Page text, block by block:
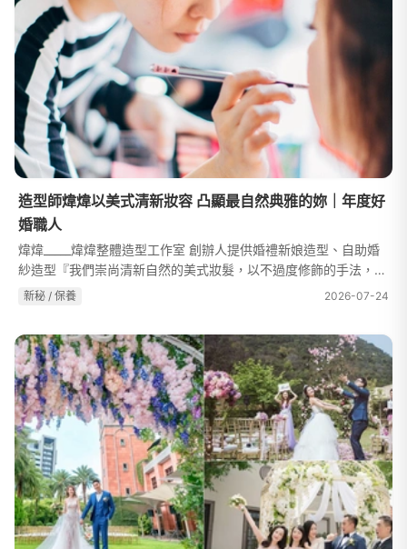
造型師煒煒以美式清新妝容 凸顯最自然典雅的妳｜年度好
婚職人
煒煒_____煒煒整體造型工作室 創辦人提供婚禮新娘造型、自助婚
紗造型『我們崇尚清新自然的美式妝髮，以不過度修飾的手法，去
呈現新娘本身最好最美的那一面，在煒煒造型團隊的眼裡，每個新
新秘 / 保養 2026-07-24